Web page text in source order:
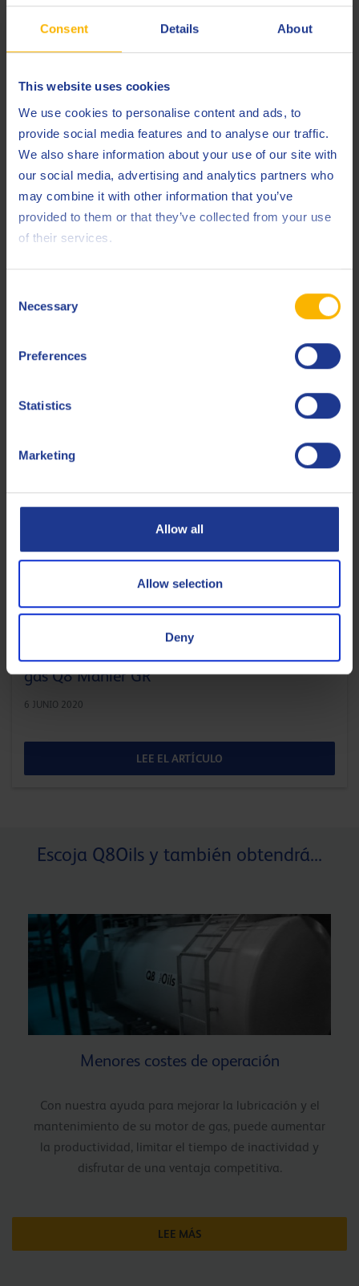
Consent Details About
This website uses cookies
We use cookies to personalise content and ads, to
provide social media features and to analyse our traffic.
We also share information about your use of our site with
our social media, advertising and analytics partners who
may combine it with other information that you’ve
provided to them or that they’ve collected from your use
of their services.
Selection
Necessary
Preferences
Statistics
Marketing
Allow all
Allow selection
Deny
ENERGÍA
colaborar a largo plazo para la lubricación
Primato confía en el aceite de motores de
gas Q8 Mahler GR
6 JUNIO 2020
LEE EL ARTÍCULO
Escoja Q8Oils y también obtendrá...
Menores costes de operación
Con nuestra ayuda para mejorar la lubricación y el
mantenimiento de su motor de gas, puede aumentar
la productividad, limitar el tiempo de inactividad y
disfrutar de una ventaja competitiva.
LEE MÁS